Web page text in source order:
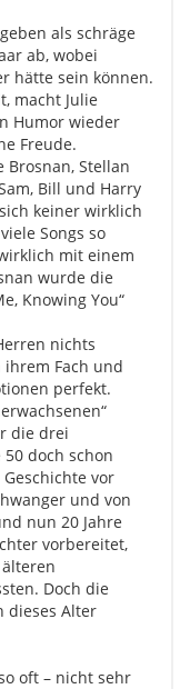
als schräge
ab, wobei
hätte sein können.
macht Julie
Humor wieder
Freude.
Brosnan, Stellan
Bill und Harry
keiner wirklich
Songs so
mit einem
wurde die
Knowing You“
nichts
Fach und
perfekt.
die drei
doch schon
vor
und von
nun 20 Jahre
vorbereitet,
Doch die
dieses Alter
oft – nicht sehr